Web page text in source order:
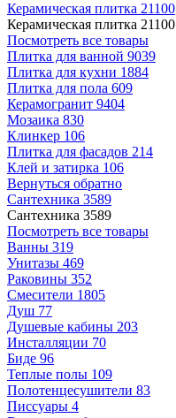
Керамическая плитка 21100
Керамическая плитка 21100
Посмотреть все товары
Плитка для ванной 9039
Плитка для кухни 1884
Плитка для пола 609
Керамогранит 9404
Мозаика 830
Клинкер 106
Плитка для фасадов 214
Клей и затирка 106
Вернуться обратно
Сантехника 3589
Сантехника 3589
Посмотреть все товары
Ванны 319
Унитазы 469
Раковины 352
Смесители 1805
Душ 77
Душевые кабины 203
Инсталляции 70
Биде 96
Теплые полы 109
Полотенцесушители 83
Писсуары 4